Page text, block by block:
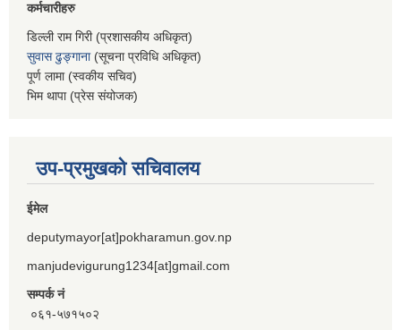
कर्मचारीहरु
डिल्ली राम गिरी (प्रशासकीय अधिकृत)
सुवास ढुङ्गाना(सूचना प्रविधि अधिकृत)
पूर्ण लामा (स्वकीय सचिव)
भिम थापा (प्रेस संयोजक)
उप-प्रमुखको सचिवालय
ईमेल
deputymayor[at]pokharamun.gov.np
manjudevigurung1234[at]gmail.com
सम्पर्क नं
०६१-५७१५०२